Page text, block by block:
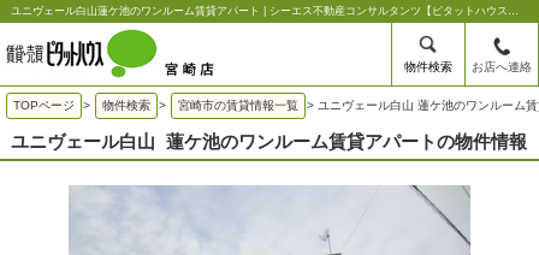
ユニヴェール白山蓮ケ池のワンルーム賃貸アパート | シーエス不動産コンサルタンツ【ピタットハウス宮崎店】
物件検索 お店へ連絡
TOPページ > 物件検索 > 宮崎市の賃貸情報一覧 > ユニヴェール白山 蓮ケ池のワンルーム
ユニヴェール白山 蓮ケ池のワンルーム賃貸アパートの物件情報